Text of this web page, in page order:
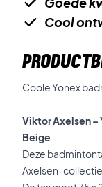
Cool
Coole Yonex
Viktor Axelsen –
Beige
Deze
Axelsen-